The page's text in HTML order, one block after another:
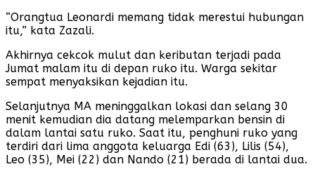
“Orangtua Leonardi memang tidak merestui hubungan
itu,” kata Zazali.
Akhirnya cekcok mulut dan keributan terjadi pada
Jumat malam itu di depan ruko itu. Warga sekitar
sempat menyaksikan kejadian itu.
Selanjutnya MA meninggalkan lokasi dan selang 30
menit kemudian dia datang melemparkan bensin di
dalam lantai satu ruko. Saat itu, penghuni ruko yang
terdiri dari lima anggota keluarga Edi (63), Lilis (54),
Leo (35), Mei (22) dan Nando (21) berada di lantai dua.